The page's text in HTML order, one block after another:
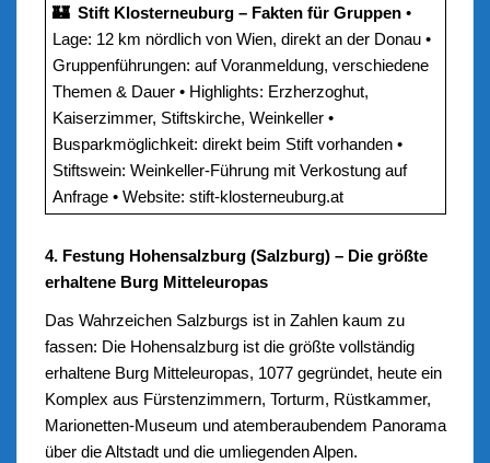
🏰 Stift Klosterneuburg – Fakten für Gruppen•
Lage: 12 km nördlich von Wien, direkt an der Donau •
Gruppenführungen: auf Voranmeldung, verschiedene
Themen & Dauer • Highlights: Erzherzoghut,
Kaiserzimmer, Stiftskirche, Weinkeller •
Busparkmöglichkeit: direkt beim Stift vorhanden •
Stiftswein: Weinkeller-Führung mit Verkostung auf
Anfrage • Website: stift-klosterneuburg.at
4. Festung Hohensalzburg (Salzburg) – Die größte
erhaltene Burg Mitteleuropas
Das Wahrzeichen Salzburgs ist in Zahlen kaum zu
fassen: Die Hohensalzburg ist die größte vollständig
erhaltene Burg Mitteleuropas, 1077 gegründet, heute ein
Komplex aus Fürstenzimmern, Torturm, Rüstkammer,
Marionetten-Museum und atemberaubendem Panorama
über die Altstadt und die umliegenden Alpen.